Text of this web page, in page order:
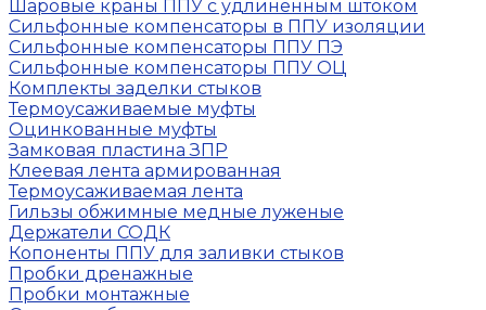
Шаровые краны ППУ с удлиненным штоком
Сильфонные компенсаторы в ППУ изоляции
Сильфонные компенсаторы ППУ ПЭ
Сильфонные компенсаторы ППУ ОЦ
Комплекты заделки стыков
Термоусаживаемые муфты
Оцинкованные муфты
Замковая пластина ЗПР
Клеевая лента армированная
Термоусаживаемая лента
Гильзы обжимные медные луженые
Держатели СОДК
Копоненты ППУ для заливки стыков
Пробки дренажные
Пробки монтажные